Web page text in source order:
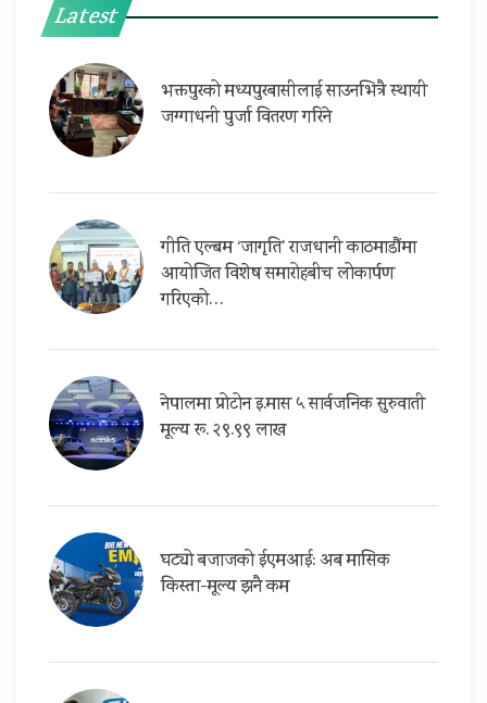
Latest
भक्तपुरको मध्यपुरबासीलाई साउनभित्रै स्थायी
जग्गाधनी पुर्जा वितरण गरिने
गीति एल्बम ‘जागृति’ राजधानी काठमाडौंमा
आयोजित विशेष समारोहबीच लोकार्पण
गरिएको…
नेपालमा प्रोटोन इ.मास ५ सार्वजनिक सुरुवाती
मूल्य रू. २९.९९ लाख
घट्यो बजाजको ईएमआई: अब मासिक
किस्ता-मूल्य झनै कम